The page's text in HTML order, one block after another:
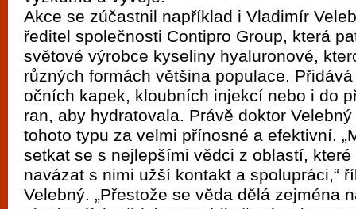
Akce se zúčastnil například i Vladimír
ředitel společnosti Contipro Group, která
světové výrobce kyseliny hyaluronové,
různých formách většina populace.
očních kapek, kloubních injekcí nebo i do
ran, aby hydratovala. Právě doktor
tohoto typu za velmi přínosné a efektivní.
setkat se s nejlepšími vědci z oblastí,
navázat s nimi užší kontakt a spolupráci,“
Velebný. „Přestože se věda dělá zejména